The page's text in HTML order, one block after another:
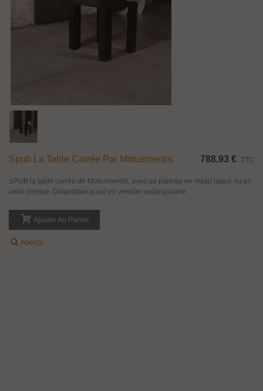
Spub La Table Carrée Par Motusmentis 788,93 € TTC
SPUB la table carrée de Motusmentis, avec un plateau en métal laqué ou en
verre trempé. Disponible aussi en version rectangulaire.
Ajouter Au Panier
Aperçu